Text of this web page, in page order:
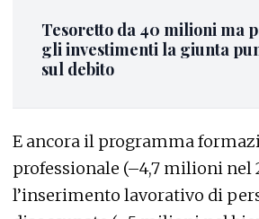
Tesoretto da 40 milioni ma
gli investimenti la giunta
sul debito
E ancora il programma
professionale (–4,7 milioni nel
l’inserimento lavorativo di